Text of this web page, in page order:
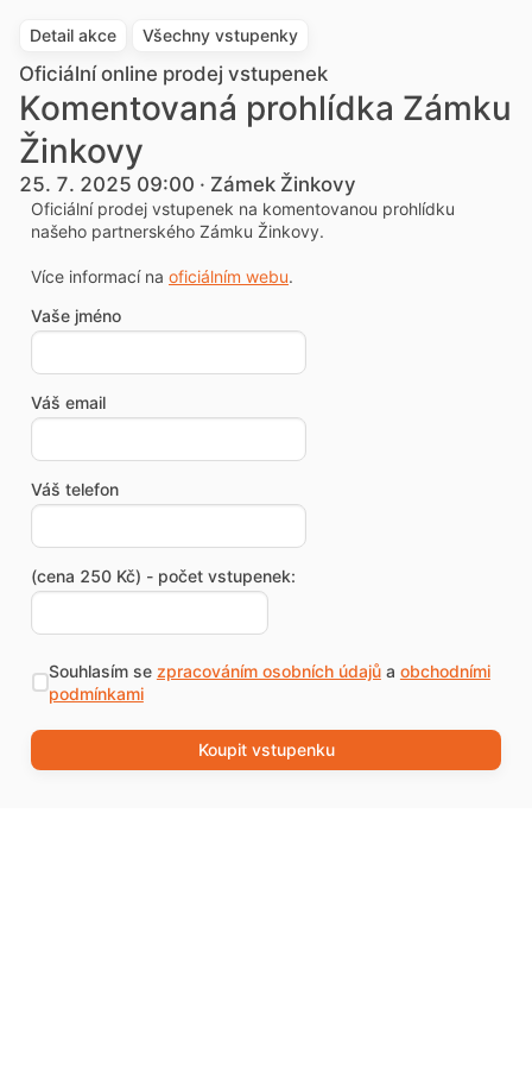
Detail akce Všechny vstupenky
Oficiální online prodej vstupenek
Komentovaná prohlídka Zámku
Žinkovy
25. 7. 2025 09:00 · Zámek Žinkovy
Oficiální prodej vstupenek na komentovanou prohlídku
našeho partnerského Zámku Žinkovy.
Více informací na oficiálním webu.
Vaše jméno
Váš email
Váš telefon
(cena 250 Kč) - počet vstupenek:
Souhlasím se zpracováním osobních údajůa obchodními
podmínkami
Koupit vstupenku